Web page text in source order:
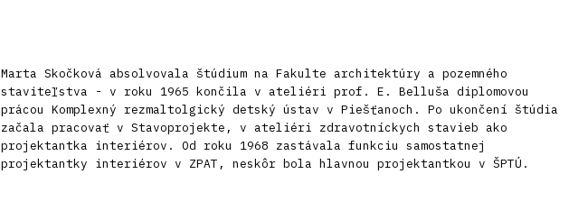
Marta Skočková absolvovala štúdium na Fakulte architektúry a pozemného
staviteľstva - v roku 1965 končila v ateliéri prof. E. Belluša diplomovou
prácou Komplexný rezmaltolgický detský ústav v Piešťanoch. Po ukončení štúdia
začala pracovať v Stavoprojekte, v ateliéri zdravotníckych stavieb ako
projektantka interiérov. Od roku 1968 zastávala funkciu samostatnej
projektantky interiérov v ZPAT, neskôr bola hlavnou projektantkou v ŠPTÚ.